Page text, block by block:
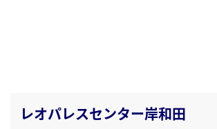
レオパレスセンター岸和田